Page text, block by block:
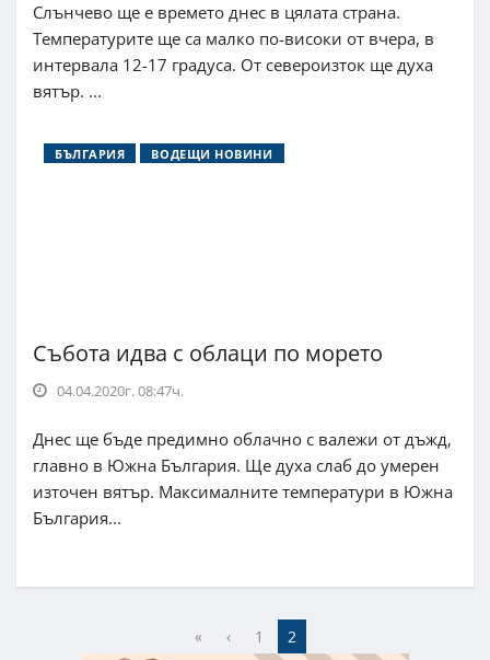
Слънчево ще е времето днес в цялата страна.
Температурите ще са малко по-високи от вчера, в
интервала 12-17 градуса. От североизток ще духа
вятър. ...
БЪЛГАРИЯ ВОДЕЩИ НОВИНИ
Събота идва с облаци по морето
04.04.2020г. 08:47ч.
Днес ще бъде предимно облачно с валежи от дъжд,
главно в Южна България. Ще духа слаб до умерен
източен вятър. Максималните температури в Южна
България...
« ‹ 1 2